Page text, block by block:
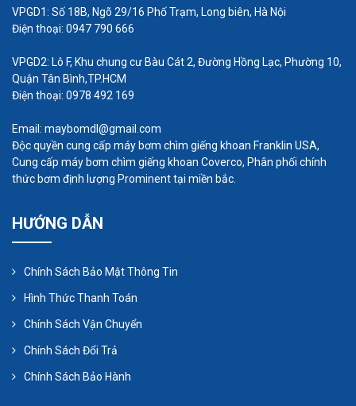
đảm bảo độ an toàn và bền trong quá trình sử
dụng. Chúc các bạn chọn được máy bơm hóa chất
hoàn hảo nhất.
VPGD1: Số 18B, Ngõ 29/16 Phố Trạm, Long biên, Hà Nội
Điện thoại: 0947 790 666
VPGD2: Lô F, Khu chung cư Bàu Cát 2, Đường Hồng Lạc, Phường 10,
Quận Tân Bình,TP.HCM
Điện thoại: 0978 492 169
Email: maybomdl@gmail.com
Độc quyền cung cấp máy bơm chìm giếng khoan Franklin USA,
Cung cấp máy bơm chìm giếng khoan Coverco, Phân phối chính
thức bơm định lượng Prominent tại miền bắc.
HƯỚNG DẪN
Chính Sách Bảo Mật Thông Tin
Hình Thức Thanh Toán
Chính Sách Vận Chuyển
Chính Sách Đổi Trả
Chính Sách Bảo Hành